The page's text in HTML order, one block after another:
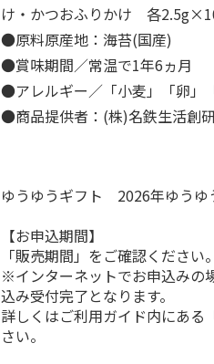
け・かつおふりかけ 各
●原料原産地：海苔(国産)
●賞味期間／常温で1年6ヵ月
●アレルギー／「小麦」「卵」
●商品提供者：(株)名鉄生活創
ゆうゆうギフト 2026年ゆう
【お申込期間】
「販売期間」をご確認ください。
※インターネットでお申込みの
込み受付完了となります。
詳しくはご利用ガイド内にある
さい。